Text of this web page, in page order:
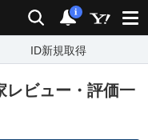
検索 通知
i
ID新規取得
レビュー・評価一